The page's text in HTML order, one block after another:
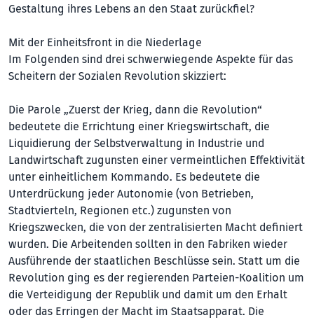
Gestaltung ihres Lebens an den Staat zurückfiel?
Mit der Einheitsfront in die Niederlage
Im Folgenden sind drei schwerwiegende Aspekte für das
Scheitern der Sozialen Revolution skizziert:
Die Parole „Zuerst der Krieg, dann die Revolution“
bedeutete die Errichtung einer Kriegswirtschaft, die
Liquidierung der Selbstverwaltung in Industrie und
Landwirtschaft zugunsten einer vermeintlichen Effektivität
unter einheitlichem Kommando. Es bedeutete die
Unterdrückung jeder Autonomie (von Betrieben,
Stadtvierteln, Regionen etc.) zugunsten von
Kriegszwecken, die von der zentralisierten Macht definiert
wurden. Die Arbeitenden sollten in den Fabriken wieder
Ausführende der staatlichen Beschlüsse sein. Statt um die
Revolution ging es der regierenden Parteien-Koalition um
die Verteidigung der Republik und damit um den Erhalt
oder das Erringen der Macht im Staatsapparat. Die